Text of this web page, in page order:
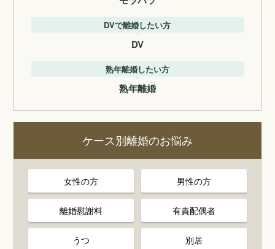
DVで離婚したい方
DV
熟年離婚したい方
熟年離婚
ケース別離婚のお悩み
女性の方 男性の方
離婚慰謝料 有責配偶者
うつ 別居